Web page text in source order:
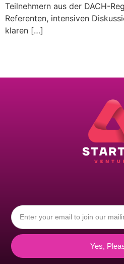
Teilnehmern aus der DACH-
Referenten, intensiven
klaren […]
Yes,